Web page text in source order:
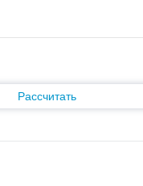
Рассчитать